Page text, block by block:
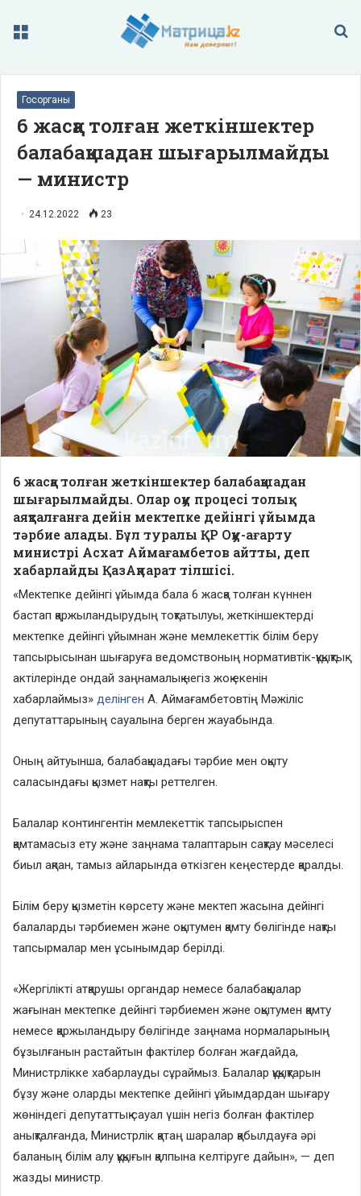
Меню
Госорганы
6 жасқа толған жеткіншектер
балабақшадан шығарылмайды
— министр
24.12.2022 23
6 жасқа толған жеткіншектер балабақшадан
шығарылмайды. Олар оқу процесі толық
аяқталғанға дейін мектепке дейінгі ұйымда
тәрбие алады. Бұл туралы ҚР Оқу-ағарту
министрі Асхат Аймағамбетов айтты, деп
хабарлайды ҚазАқпарат тілшісі.
«Мектепке дейінгі ұйымда бала 6 жасқа толған күннен
бастап қаржыландырудың тоқтатылуы, жеткіншектерді
мектепке дейінгі ұйымнан және мемлекеттік білім беру
тапсырысынан шығаруға ведомствоның нормативтік-құқықтық
актілерінде ондай заңнамалық негіз жоқ екенін
хабарлаймыз» делінген А. Аймағамбетовтің Мәжіліс
депутаттарының сауалына берген жауабында.
Оның айтуынша, балабақшадағы тәрбие мен оқыту
саласындағы қызмет нақты реттелген.
Балалар контингентін мемлекеттік тапсырыспен
қамтамасыз ету және заңнама талаптарын сақтау мәселесі
биыл ақпан, тамыз айларында өткізген кеңестерде қаралды.
Білім беру қызметін көрсету және мектеп жасына дейінгі
балаларды тәрбиемен және оқытумен қамту бөлігінде нақты
тапсырмалар мен ұсынымдар берілді.
«Жергілікті атқарушы органдар немесе балабақшалар
жағынан мектепке дейінгі тәрбиемен және оқытумен қамту
немесе қаржыландыру бөлігінде заңнама нормаларының
бұзылғанын растайтын фактілер болған жағдайда,
Министрлікке хабарлауды сұраймыз. Балалар құқықтарын
бұзу және оларды мектепке дейінгі ұйымдардан шығару
жөніндегі депутаттық сауал үшін негіз болған фактілер
анықталғанда, Министрлік қатаң шаралар қабылдауға әрі
баланың білім алу құқығын қалпына келтіруге дайын», — деп
жазды министр.